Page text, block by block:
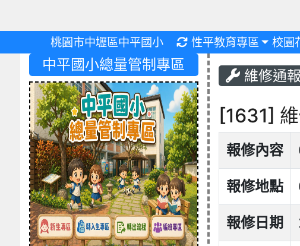
桃園市中壢區中平國小 重新取得佈景設定
性平教育專區 校園
維修通
[1631]
報修內容
報修地點
報修日期
中平國小總量管制專區